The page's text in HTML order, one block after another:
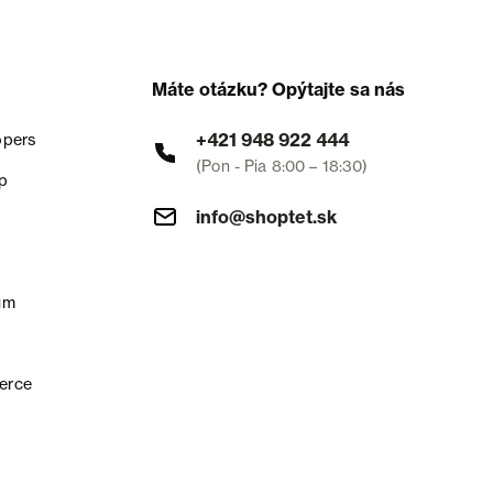
Máte otázku? Opýtajte sa nás
+421 948 922 444
(Pon - Pia 8:00 – 18:30)
info@shoptet.sk